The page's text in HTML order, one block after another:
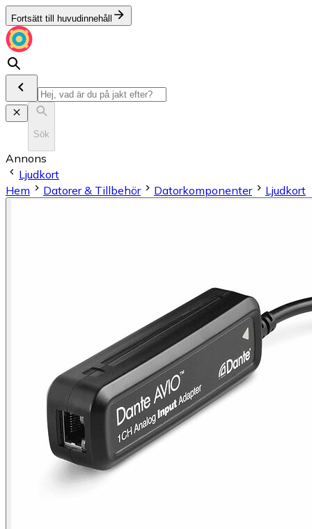
Fortsätt till huvudinnehåll
Sök
Annons
Ljudkort
Hem
Datorer & Tillbehör Datorkomponenter Ljudkort